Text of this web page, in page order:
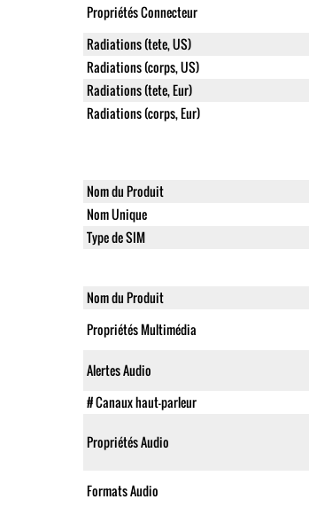
Propriétés Connecteur
Radiations (tete, US)
Radiations (corps, US)
Radiations (tete, Eur)
Radiations (corps, Eur)
Nom du Produit
Nom Unique
Type de SIM
Nom du Produit
Propriétés Multimédia
Alertes Audio
# Canaux haut-parleur
Propriétés Audio
Formats Audio